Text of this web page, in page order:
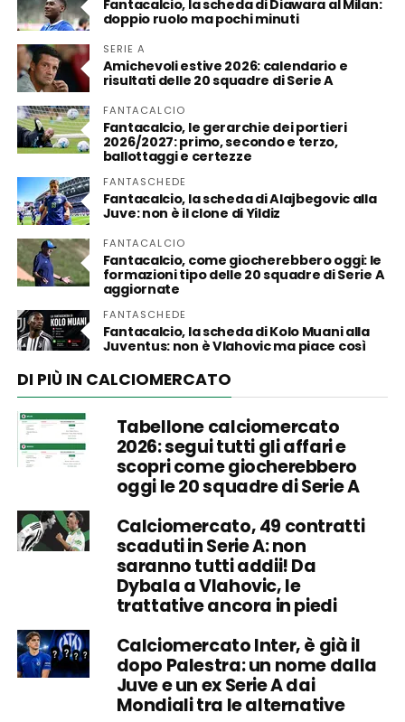
Fantacalcio, la scheda di Diawara al Milan:
doppio ruolo ma pochi minuti
SERIE A
Amichevoli estive 2026: calendario e
risultati delle 20 squadre di Serie A
FANTACALCIO
Fantacalcio, le gerarchie dei portieri
2026/2027: primo, secondo e terzo,
ballottaggi e certezze
FANTASCHEDE
Fantacalcio, la scheda di Alajbegovic alla
Juve: non è il clone di Yildiz
FANTACALCIO
Fantacalcio, come giocherebbero oggi: le
formazioni tipo delle 20 squadre di Serie A
aggiornate
FANTASCHEDE
Fantacalcio, la scheda di Kolo Muani alla
Juventus: non è Vlahovic ma piace così
DI PIÙ IN CALCIOMERCATO
Tabellone calciomercato
2026: segui tutti gli affari e
scopri come giocherebbero
oggi le 20 squadre di Serie A
Calciomercato, 49 contratti
scaduti in Serie A: non
saranno tutti addii! Da
Dybala a Vlahovic, le
trattative ancora in piedi
Calciomercato Inter, è già il
dopo Palestra: un nome dalla
Juve e un ex Serie A dai
Mondiali tra le alternative